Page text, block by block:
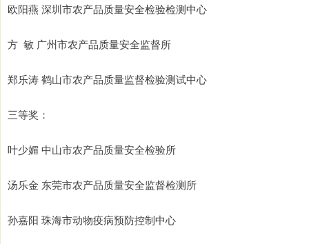
欧阳燕 深圳市农产品质量安全检验检测中心
方 敏 广州市农产品质量安全监督所
郑乐涛 鹤山市农产品质量监督检验测试中心
三等奖：
叶少媚 中山市农产品质量安全检验所
汤乐金 东莞市农产品质量安全监督检测所
孙嘉阳 珠海市动物疫病预防控制中心